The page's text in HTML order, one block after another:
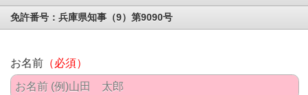
免許番号：兵庫県知事（9）第9090号
お名前 （必須）